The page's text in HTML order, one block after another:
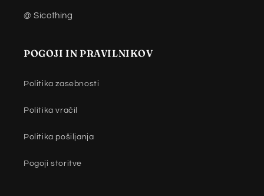
@ Sicothing
POGOJI IN PRAVILNIKOV
Politika zasebnosti
Politika vračil
Politika pošiljanja
Pogoji storitve